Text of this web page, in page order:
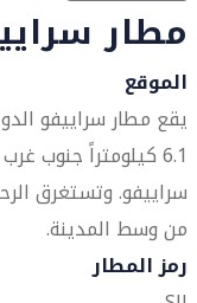
مطار
الموقع
يقع مطار سراييفو
6.1 كيلومتراً
من وسط المدينة.
رمز المطار